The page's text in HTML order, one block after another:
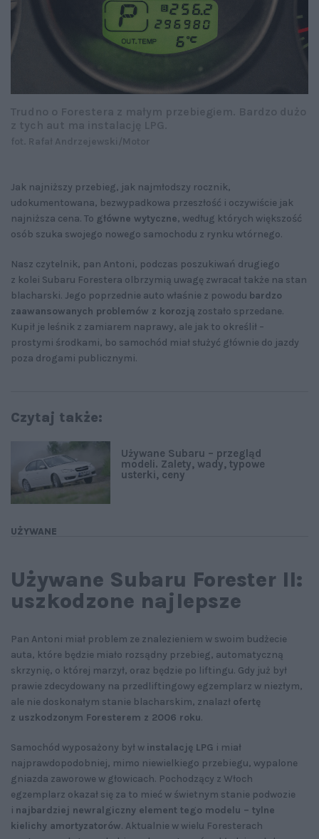
Jak najniższy przebieg, jak najmłodszy rocznik,
udokumentowana, bezwypadkowa przeszłość i oczywiście jak
najniższa cena. To główne wytyczne, według których większość
osób szuka swojego nowego samochodu z rynku wtórnego.
Nasz czytelnik, pan Antoni, podczas poszukiwań drugiego
z kolei Subaru Forestera olbrzymią uwagę zwracał także na stan
blacharski. Jego poprzednie auto właśnie z powodu bardzo
zaawansowanych problemów z korozją zostało sprzedane.
Kupił je leśnik z zamiarem naprawy, ale jak to określił –
prostymi środkami, bo samochód miał służyć głównie do jazdy
poza drogami publicznymi.
Czytaj także:
UŻYWANE
Używane Subaru – przegląd
modeli. Zalety, wady, typowe
usterki, ceny
Używane Subaru Forester II:
uszkodzone najlepsze
Pan Antoni miał problem ze znalezieniem w swoim budżecie
auta, które będzie miało rozsądny przebieg, automatyczną
skrzynię, o której marzył, oraz będzie po liftingu. Gdy już był
prawie zdecydowany na przedliftingowy egzemplarz w niezłym,
ale nie doskonałym stanie blacharskim, znalazł ofertę
z uszkodzonym Foresterem z 2006 roku.
Samochód wyposażony był w instalację LPG i miał
najprawdopodobniej, mimo niewielkiego przebiegu, wypalone
gniazda zaworowe w głowicach. Pochodzący z Włoch
egzemplarz okazał się za to mieć w świetnym stanie podwozie
i najbardziej newralgiczny element tego modelu – tylne
kielichy amortyzatorów. Aktualnie w wielu Foresterach